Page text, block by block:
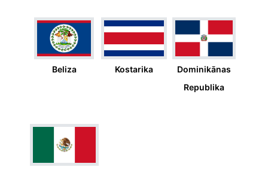
Beliza Kostarika
Dominikānas
Republika